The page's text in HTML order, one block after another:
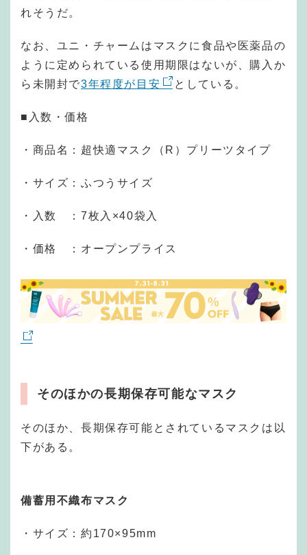
れそうだ。
なお、ユニ・チャームはマスクに食品や医薬品の
ように定められている使用期限はないが、購入か
ら未開封で3年程度が目安 としている。
■入数・価格
・商品名：超快適マスク（R）プリーツタイプ
・サイズ：ふつうサイズ
・入数 ：7枚入×40袋入
・価格 ：オープンプライス
そのほかの長期保存可能なマスク
そのほか、長期保存可能とされているマスクは以
下がある。
備蓄用不織布マスク
・サイズ：約170×95mm